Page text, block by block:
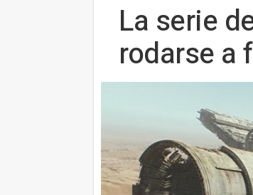
La serie
rodarse a